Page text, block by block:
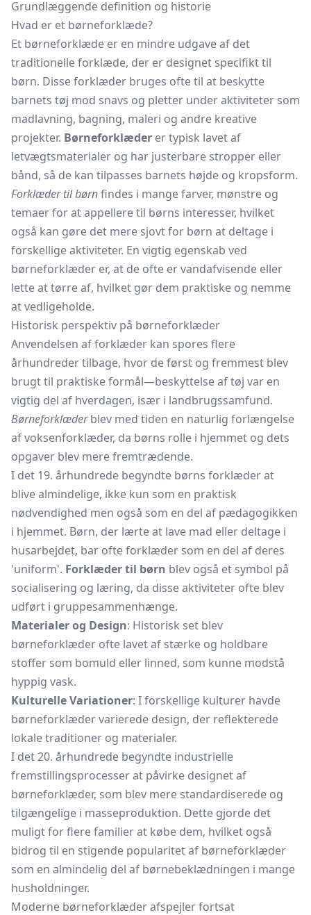
Grundlæggende definition og historie
Hvad er et børneforklæde?
Et børneforklæde er en mindre udgave af det
traditionelle forklæde, der er designet specifikt til
børn. Disse forklæder bruges ofte til at beskytte
barnets tøj mod snavs og pletter under aktiviteter som
madlavning, bagning, maleri og andre kreative
projekter. Børneforklæder er typisk lavet af
letvægtsmaterialer og har justerbare stropper eller
bånd, så de kan tilpasses barnets højde og kropsform.
Forklæder til børnfindes i mange farver, mønstre og
temaer for at appellere til børns interesser, hvilket
også kan gøre det mere sjovt for børn at deltage i
forskellige aktiviteter. En vigtig egenskab ved
børneforklæder er, at de ofte er vandafvisende eller
lette at tørre af, hvilket gør dem praktiske og nemme
at vedligeholde.
Historisk perspektiv på børneforklæder
Anvendelsen af forklæder kan spores flere
århundreder tilbage, hvor de først og fremmest blev
brugt til praktiske formål—beskyttelse af tøj var en
vigtig del af hverdagen, især i landbrugssamfund.
Børneforklæderblev med tiden en naturlig forlængelse
af voksenforklæder, da børns rolle i hjemmet og dets
opgaver blev mere fremtrædende.
I det 19. århundrede begyndte børns forklæder at
blive almindelige, ikke kun som en praktisk
nødvendighed men også som en del af pædagogikken
i hjemmet. Børn, der lærte at lave mad eller deltage i
husarbejdet, bar ofte forklæder som en del af deres
'uniform'. Forklæder til børn blev også et symbol på
socialisering og læring, da disse aktiviteter ofte blev
udført i gruppesammenhænge.
Materialer og Design: Historisk set blev
børneforklæder ofte lavet af stærke og holdbare
stoffer som bomuld eller linned, som kunne modstå
hyppig vask.
Kulturelle Variationer: I forskellige kulturer havde
børneforklæder varierede design, der reflekterede
lokale traditioner og materialer.
I det 20. århundrede begyndte industrielle
fremstillingsprocesser at påvirke designet af
børneforklæder, som blev mere standardiserede og
tilgængelige i masseproduktion. Dette gjorde det
muligt for flere familier at købe dem, hvilket også
bidrog til en stigende popularitet af børneforklæder
som en almindelig del af børnebeklædningen i mange
husholdninger.
Moderne børneforklæder afspejler fortsat